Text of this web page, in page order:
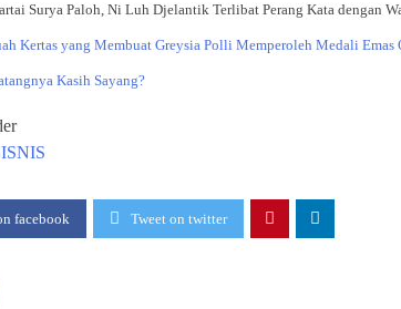
Surya Paloh, Ni Luh Djelantik Terlibat Perang Kata dengan
Kertas yang Membuat Greysia Polli Memperoleh Medali Emas
Kasih Sayang?
facebook Tweet on twitter